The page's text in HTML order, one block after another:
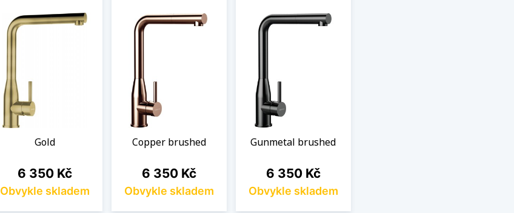
Gold
Cena
6 350 Kč
Obvykle skladem
Copper brushed
Cena
6 350 Kč
Obvykle skladem
Gunmetal brushed
Cena
6 350 Kč
Obvykle skladem